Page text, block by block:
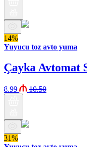
14%
Yuyucu toz avto yuma
Çayka Avtomat
8.99 10.50
31%